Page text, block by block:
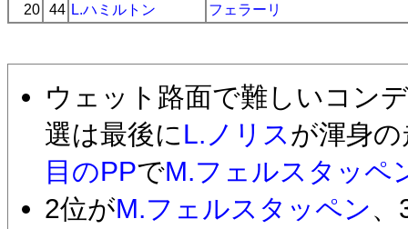
20 44 L.ハミルトン フェラーリ
ウェット路面で難しいコン
選は最後に L.ノリス が渾身
目のPPでM.フェルスタッペ
2位がM.フェルスタッペン、